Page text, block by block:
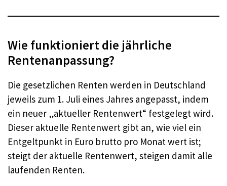
Wie funktioniert die jährliche
Rentenanpassung?
Die gesetzlichen Renten werden in Deutschland
jeweils zum 1. Juli eines Jahres angepasst, indem
ein neuer „aktueller Rentenwert“ festgelegt wird.
Dieser aktuelle Rentenwert gibt an, wie viel ein
Entgeltpunkt in Euro brutto pro Monat wert ist;
steigt der aktuelle Rentenwert, steigen damit alle
laufenden Renten.